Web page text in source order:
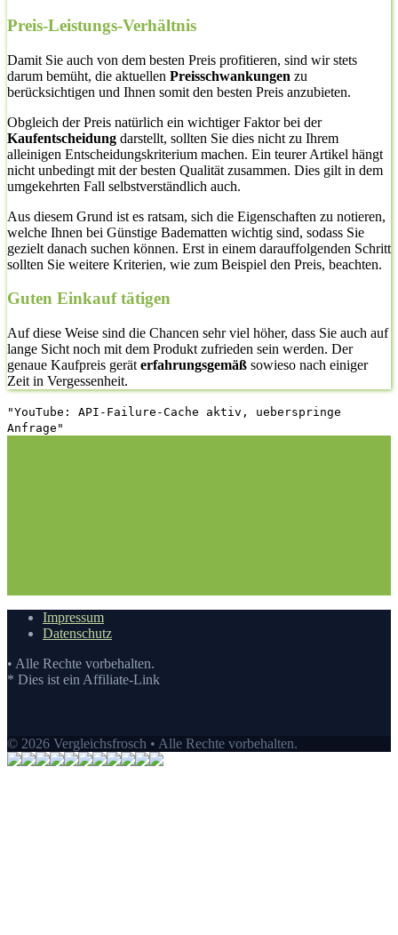
Preis-Leistungs-Verhältnis
Damit Sie auch von dem besten Preis profitieren, sind wir stets
darum bemüht, die aktuellen Preisschwankungen zu
berücksichtigen und Ihnen somit den besten Preis anzubieten.
Obgleich der Preis natürlich ein wichtiger Faktor bei der
Kaufentscheidung darstellt, sollten Sie dies nicht zu Ihrem
alleinigen Entscheidungskriterium machen. Ein teurer Artikel hängt
nicht unbedingt mit der besten Qualität zusammen. Dies gilt in dem
umgekehrten Fall selbstverständlich auch.
Aus diesem Grund ist es ratsam, sich die Eigenschaften zu notieren,
welche Ihnen bei Günstige Badematten wichtig sind, sodass Sie
gezielt danach suchen können. Erst in einem darauffolgenden Schritt
sollten Sie weitere Kriterien, wie zum Beispiel den Preis, beachten.
Guten Einkauf tätigen
Auf diese Weise sind die Chancen sehr viel höher, dass Sie auch auf
lange Sicht noch mit dem Produkt zufrieden sein werden. Der
genaue Kaufpreis gerät erfahrungsgemäß sowieso nach einiger
Zeit in Vergessenheit.
"YouTube: API-Failure-Cache aktiv, ueberspringe
Anfrage"
Impressum
Datenschutz
• Alle Rechte vorbehalten.
* Dies ist ein Affiliate-Link
© 2026 Vergleichsfrosch • Alle Rechte vorbehalten.